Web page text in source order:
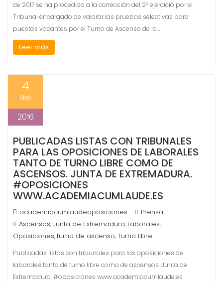
de 2017 se ha procedido a la corrección del 2º ejercicio por el
Tribunal encargado de valorar las pruebas selectivas para
puestos vacantes por el Turno de Ascenso de la…
Leer más
4
May
2016
PUBLICADAS LISTAS CON TRIBUNALES
PARA LAS OPOSICIONES DE LABORALES
TANTO DE TURNO LIBRE COMO DE
ASCENSOS. JUNTA DE EXTREMADURA.
#OPOSICIONES
WWW.ACADEMIACUMLAUDE.ES
academiacumlaudeoposiciones
Prensa
Ascensos,Junta de Extremadura, Laborales,
Oposiciones,turno de ascenso,Turno libre
Publicadas listas con tribunales para las oposiciones de
laborales tanto de turno libre como de ascensos. Junta de
Extremadura. #oposiciones www.academiacumlaude.es